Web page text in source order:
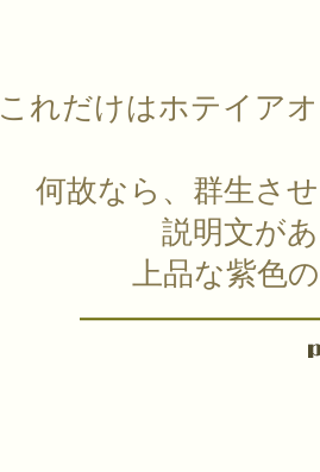
これだけはホテイア
何故なら、群生さ
説明文が
上品な紫色